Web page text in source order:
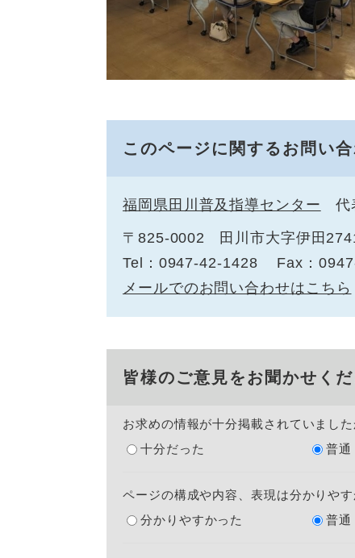
このページに関するお問い
福岡県田川普及指導センター 代
〒825-0002
田川市大字伊田
Tel：0947-42-1428
Fax：
メールでのお問い合わせはこちら
皆様のご意見をお聞かせくだ
お求めの情報が十分掲載されていました
十分だった
普通
ページの構成や内容、表現は分かりや
分かりやすかった
普通